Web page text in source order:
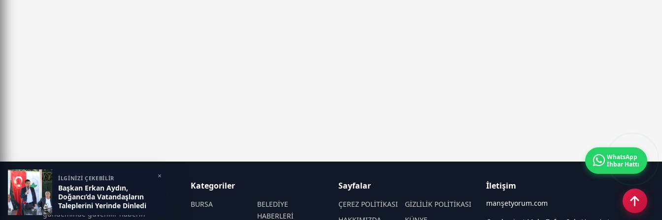
İLGİNİZİ ÇEKEBİLİR
Başkan Erkan Aydın,
Doğancı’da Vatandaşların
Taleplerini Yerinde Dinledi
×
MANŞET YORUM
Vizyonumuz, Türkiye ve dünya
gündeminde güvenilir haberin
Kategoriler
BURSA
BELEDİYE
HABERLERİ
Sayfalar
ÇEREZ POLİTİKASI
GİZLİLİK POLİTİKASI
İletişim
manşetyorum.com
WhatsApp
İhbar Hattı